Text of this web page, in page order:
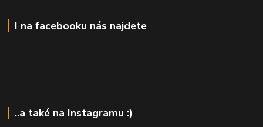
I na facebooku nás najdete
..a také na Instagramu :)